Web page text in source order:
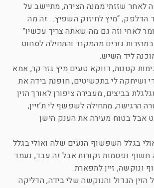
לאחר שזזתי ממנה הצידה, מתיישב על
הדלפק, “מיץ לחיזוק השפיץ… זה מה
לאחי וזה גם מה שאתה צריך עכשיו”
גזרים מהמקרר והתחילה לסחוט
ליד השיש.
קטנות, דווקא טעים מיץ גזר קר, אמא
ושיחקה לי בתכשיטים, חופנת בידה את
בביצים, מעבירה ציפורן לאורך הזין
הרגישה, מתחילה לשפשף לי ת’זיין,
אבל בטוח מעירה את הענק הישן
בגלל השפשוף הנעים שלה ואולי בגלל
חשוף ופטמות זקורות אבל זה עבד, נעמד
ונוקשה, זיין לתפארת.
הגדול והנוקשה שלי בידה, הדליקה